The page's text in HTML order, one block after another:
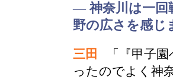
― 神奈川は一回
野の広さを感じ
三田
「『甲子
ったのでよく神